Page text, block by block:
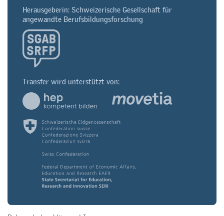
Herausgeberin: Schweizerische Gesellschaft für
angewandte Berufsbildungsforschung
Transfer wird unterstützt von: